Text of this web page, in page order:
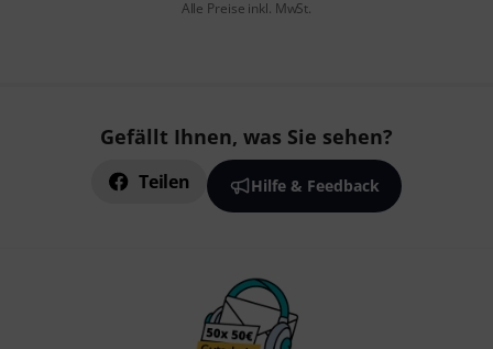
Alle Preise inkl. MwSt.
Gefällt Ihnen, was Sie sehen?
Teilen Hilfe & Feedback